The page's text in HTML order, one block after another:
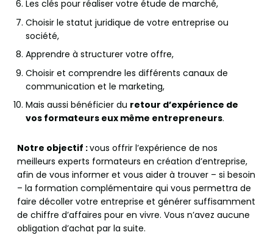
Les clés pour réaliser votre étude de marché,
Choisir le statut juridique de votre entreprise ou
société,
Apprendre à structurer votre offre,
Choisir et comprendre les différents canaux de
communication et le marketing,
Mais aussi bénéficier du retour d’expérience de
vos formateurs eux même entrepreneurs.
Notre objectif :vous offrir l’expérience de nos
meilleurs experts formateurs en création d’entreprise,
afin de vous informer et vous aider à trouver – si besoin
– la formation complémentaire qui vous permettra de
faire décoller votre entreprise et générer suffisamment
de chiffre d’affaires pour en vivre. Vous n’avez aucune
obligation d’achat par la suite.